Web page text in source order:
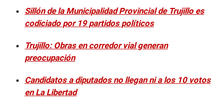
Sillón de la Municipalidad Provincial de Trujillo es
codiciado por 19 partidos políticos
Trujillo: Obras en corredor vial generan
preocupación
Candidatos a diputados no llegan ni a los 10 votos
en La Libertad